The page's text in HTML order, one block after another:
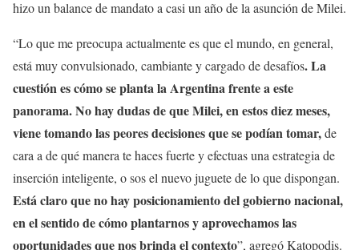
hizo un balance de mandato a casi un año de la asunción de Milei.
“Lo que me preocupa actualmente es que el mundo, en general,
está muy convulsionado, cambiante y cargado de desafíos. La
cuestión es cómo se planta la Argentina frente a este
panorama. No hay dudas de que Milei, en estos diez meses,
viene tomando las peores decisiones que se podían tomar,de
cara a de qué manera te haces fuerte y efectuas una estrategia de
inserción inteligente, o sos el nuevo juguete de lo que dispongan.
Está claro que no hay posicionamiento del gobierno nacional,
en el sentido de cómo plantarnos y aprovechamos las
oportunidades que nos brinda el contexto”, agregó Katopodis.